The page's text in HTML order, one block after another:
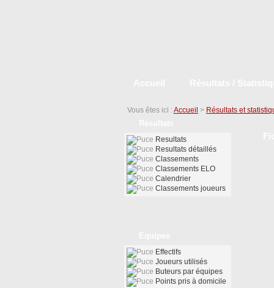
Vous êtes ici : Accueil > Résultats et
Resultats
Resultats détaillés
Classements
Classements ELO
Calendrier
Classements joueurs
Effectifs
Joueurs utilisés
Buteurs par équipes
Points pris à domicile